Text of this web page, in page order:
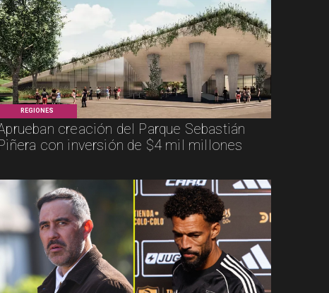
REGIONES
creación del Parque Sebastián
con inversión de $4 mil millones